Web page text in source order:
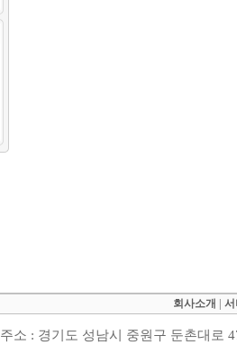
회사소개
주소 : 경기도 성남시 중원구 둔촌대로